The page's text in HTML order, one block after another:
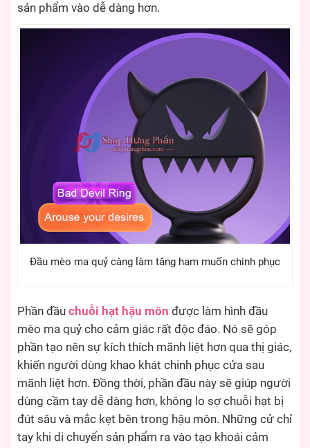
sản phẩm vào dễ dàng hơn.
Đầu mèo ma quỷ càng làm tăng ham muốn chinh phục
Phần đầu chuỗi hạt hậu môn được làm hình đầu
mèo ma quỷ cho cảm giác rất độc đáo. Nó sẽ góp
phần tạo nên sự kích thích mãnh liệt hơn qua thị giác,
khiến người dùng khao khát chinh phục cửa sau
mãnh liệt hơn. Đồng thời, phần đầu này sẽ giúp người
dùng cầm tay dễ dàng hơn, không lo sợ chuỗi hạt bị
đút sâu và mắc kẹt bên trong hậu môn. Những cử chỉ
tay khi di chuyển sản phẩm ra vào tạo khoái cảm